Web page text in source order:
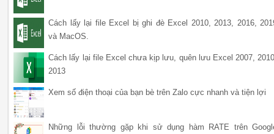
Cách lấy lại file Excel bị ghi đè Excel 2010, 2013, 2016,
và MacOS.
Cách lấy lại file Excel chưa kịp lưu, quên lưu Excel 2007,
2013
Xem số điện thoại của bạn bè trên Zalo cực nhanh và tiện lợi
Những lỗi thường gặp khi sử dụng hàm RATE trên